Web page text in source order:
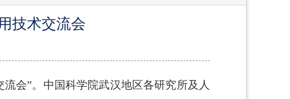
技术交流会
会”。中国科学院武汉地区各研究所及人